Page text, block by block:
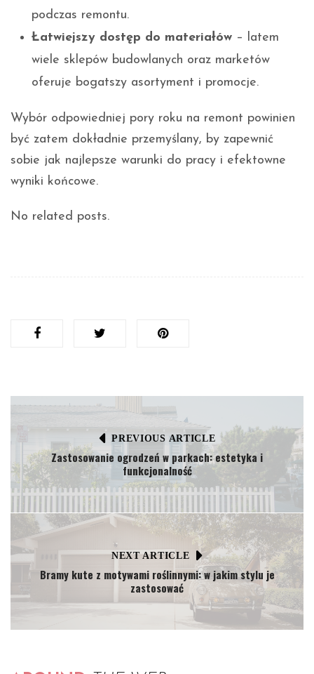
podczas remontu.
Łatwiejszy dostęp do materiałów – latem
wiele sklepów budowlanych oraz marketów
oferuje bogatszy asortyment i promocje.
Wybór odpowiedniej pory roku na remont powinien
być zatem dokładnie przemyślany, by zapewnić
sobie jak najlepsze warunki do pracy i efektowne
wyniki końcowe.
No related posts.
PREVIOUS ARTICLE
Zastosowanie ogrodzeń w parkach: estetyka i
funkcjonalność
NEXT ARTICLE
Bramy kute z motywami roślinnymi: w jakim stylu je
zastosować